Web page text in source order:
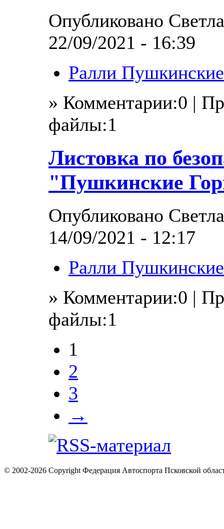
Опубликовано
22/09/2021 - 16:39
Ралли
» Комментарии:0 |
файлы:1
Листовка по
"Пушкинские
Опубликовано
14/09/2021 - 12:17
Ралли
» Комментарии:0 |
файлы:1
1
2
3
→
© 2002-2026 Copyright Федерация Автоспорта Псковской